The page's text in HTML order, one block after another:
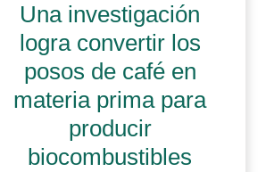
Una investigación
logra convertir los
posos de café en
materia prima para
producir
biocombustibles